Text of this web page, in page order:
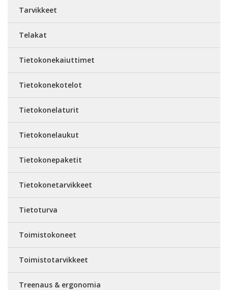
Tarvikkeet
Telakat
Tietokonekaiuttimet
Tietokonekotelot
Tietokonelaturit
Tietokonelaukut
Tietokonepaketit
Tietokonetarvikkeet
Tietoturva
Toimistokoneet
Toimistotarvikkeet
Treenaus & ergonomia